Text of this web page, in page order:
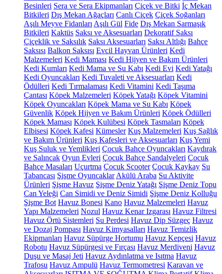
Besinleri Sera ve Sera Ekipmanları Çiçek ve Bitki İç Mekan
Bitkileri Dış Mekan Ağaçları Canlı Çiçek Çiçek Soğanları
Aşılı Meyve Fidanları Aşılı Gül Fide Dış Mekan Sarmaşık
Bitkileri Kaktüs Saksı ve Aksesuarları Dekoratif Saksı
Çiçeklik ve Saksılık Saksı Aksesuarları Saksı Altlığı Bahçe
Saksısı Balkon Saksısı Evcil Hayvan Ürünleri Kedi
Malzemeleri Kedi Maması Kedi Hijyen ve Bakım Ürünleri
Kedi Kumları Kedi Mama ve Su Kabı Kedi Evi Kedi Yatağı
Kedi Oyuncakları Kedi Tuvaleti ve Aksesuarları Kedi
Ödülleri Kedi Tırmalaması Kedi Vitamini Kedi Taşıma
Çantası Köpek Malzemeleri Köpek Yatağı Köpek Vitamini
Köpek Oyuncakları Köpek Mama ve Su Kabı Köpek
Güvenlik Köpek Hijyen ve Bakım Ürünleri Köpek Ödülleri
Köpek Maması Köpek Kulübesi Köpek Tasmaları Köpek
Elbisesi Köpek Kafesi Kümesler Kuş Malzemeleri Kuş Sağlık
ve Bakım Ürünleri Kuş Kafesleri ve Aksesuarları Kuş Yemi
Kuş Suluk ve Yemlikleri Çocuk Bahçe Oyuncakları Kaydırak
ve Salıncak Oyun Evleri Çocuk Bahçe Sandalyeleri Çocuk
Bahçe Masaları Uçurtma Çocuk Scooter Çocuk Kaykay Su
Tabancası Şişme Oyuncaklar Akülü Araba Su Aktivite
Ürünleri Şişme Havuz Şişme Deniz Yatağı Şişme Deniz Topu
Can Yeleği Can Simidi ve Deniz Simidi Şişme Deniz Kolluğu
Şişme Bot Havuz Bonesi Kano Havuz Malzemeleri Havuz
Yapı Malzemeleri Nozul Havuz Kenar Izgarası Havuz Filtresi
Havuz Örtü Sistemleri Su Perdesi Havuz Dip Süzgeç Havuz
ve Dozaj Pompası Havuz Kimyasalları Havuz Temizlik
Ekipmanları Havuz Süpürge Hortumu Havuz Kepçesi Havuz
Robotu Havuz Süpürgesi ve Fırçası Havuz Merdiveni Havuz
Duşu ve Masaj Jeti Havuz Aydınlatma ve Isıtma Havuz
Trafosu Havuz Ampulü Havuz Termometresi Karavan ve